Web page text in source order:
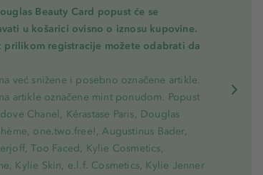
Beauty Card popust će se
u košarici ovisno o iznosu kupovine.
prilikom registracije možete odabrati da
već snižene i posebno označene artikle.
artikle označene mint ponudom. Popust
Chanel, Kérastase Paris, Douglas
one.two.free!, Augustinus Bader,
Too Faced, Kylie Cosmetics,
Kylie Skin, e.l.f. Cosmetics, Kylie Jenner